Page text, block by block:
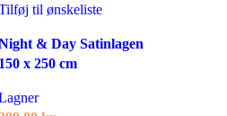
til ønskeliste
& Day Satinlagen
x 250 cm